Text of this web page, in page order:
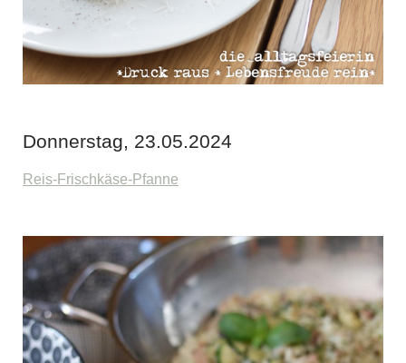
Donnerstag, 23.05.2024
Reis-Frischkäse-Pfanne